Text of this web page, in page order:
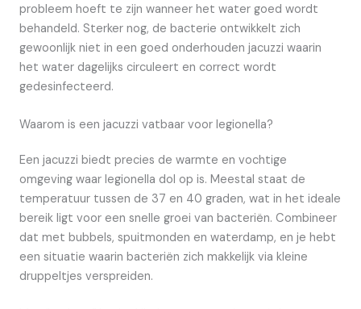
probleem hoeft te zijn wanneer het water goed wordt
behandeld. Sterker nog, de bacterie ontwikkelt zich
gewoonlijk niet in een goed onderhouden jacuzzi waarin
het water dagelijks circuleert en correct wordt
gedesinfecteerd.
Waarom is een jacuzzi vatbaar voor legionella?
Een jacuzzi biedt precies de warmte en vochtige
omgeving waar legionella dol op is. Meestal staat de
temperatuur tussen de 37 en 40 graden, wat in het ideale
bereik ligt voor een snelle groei van bacteriën. Combineer
dat met bubbels, spuitmonden en waterdamp, en je hebt
een situatie waarin bacteriën zich makkelijk via kleine
druppeltjes verspreiden.